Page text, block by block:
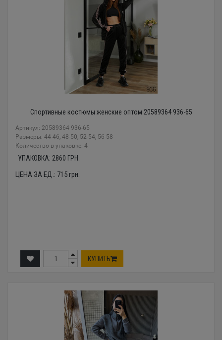
Спортивные костюмы женские оптом 20589364 936-65
Артикул: 20589364 936-65
Размеры: 44-46, 48-50, 52-54, 56-58
Количество в упаковке: 4
УПАКОВКА: 2860 ГРН.
ЦЕНА ЗА ЕД.: 715грн.
КУПИТЬ